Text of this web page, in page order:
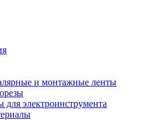
и монтажные ленты
для электроинструмента